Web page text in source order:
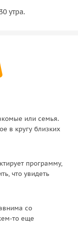
утра.
или семья.
в кругу близких
программу,
что увидеть
со
то еще